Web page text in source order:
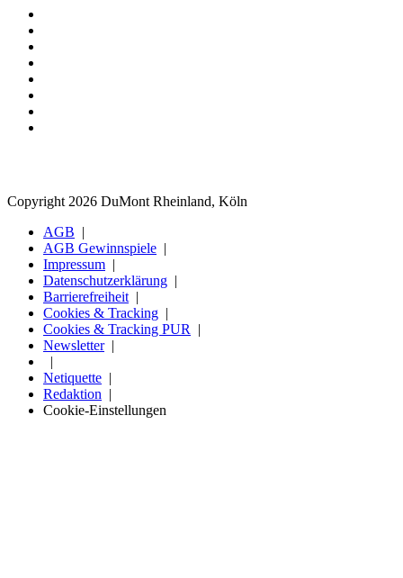
Copyright 2026 DuMont Rheinland, Köln
AGB
AGB Gewinnspiele
Impressum
Datenschutzerklärung
Barrierefreiheit
Cookies & Tracking
Cookies & Tracking PUR
Newsletter
Netiquette
Redaktion
Cookie-Einstellungen